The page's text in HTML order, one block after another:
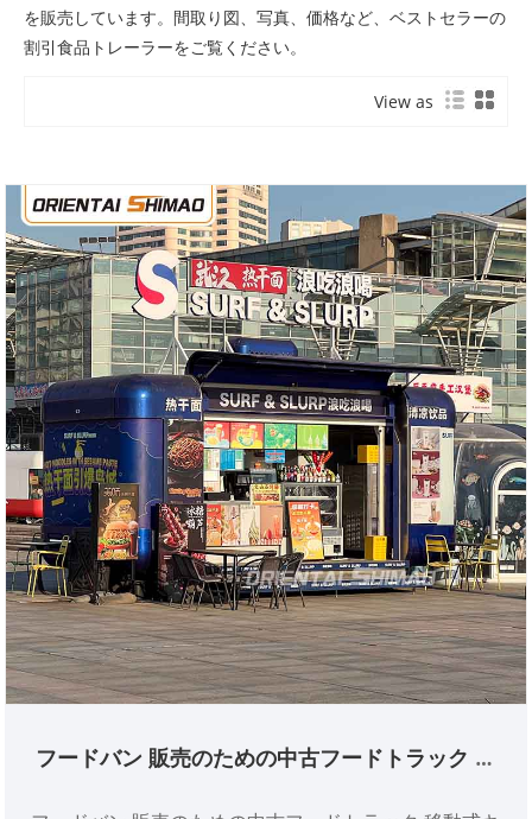
を販売しています。間取り図、写真、価格など、ベストセラーの
割引食品トレーラーをご覧ください。
View as
フードバン 販売のための中古フードトラック 移